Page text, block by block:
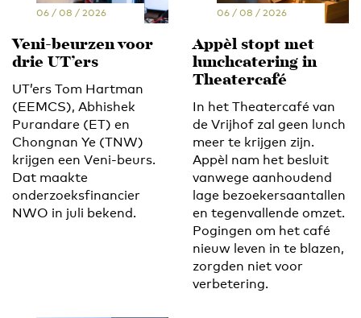
06 / 08 / 2026
Veni-beurzen voor
drie UT’ers
UT’ers Tom Hartman
(EEMCS), Abhishek
Purandare (ET) en
Chongnan Ye (TNW)
krijgen een Veni-beurs.
Dat maakte
onderzoeksfinancier
NWO in juli bekend.
06 / 08 / 2026
Appèl stopt met
lunchcatering in
Theatercafé
In het Theatercafé van
de Vrijhof zal geen lunch
meer te krijgen zijn.
Appèl nam het besluit
vanwege aanhoudend
lage bezoekersaantallen
en tegenvallende omzet.
Pogingen om het café
nieuw leven in te blazen,
zorgden niet voor
verbetering.